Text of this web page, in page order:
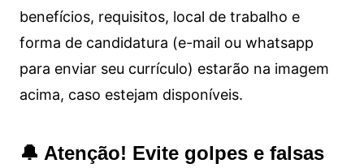
benefícios, requisitos, local de trabalho e
forma de candidatura (e-mail ou whatsapp
para enviar seu currículo) estarão na imagem
acima, caso estejam disponíveis.
🔔 Atenção! Evite golpes e falsas